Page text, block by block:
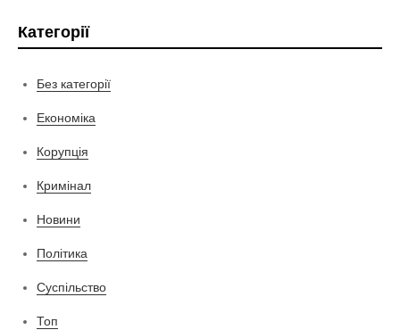
Категорії
Без категорії
Економіка
Корупція
Кримінал
Новини
Політика
Суспільство
Топ